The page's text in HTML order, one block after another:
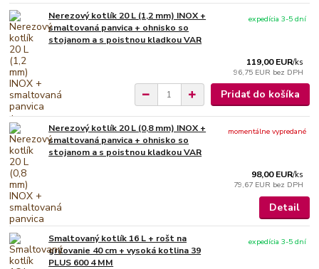
Nerezový kotlík 20 L (1,2 mm) INOX +
smaltovaná panvica + ohnisko so
stojanom a s poistnou kladkou VAR
119,00 EUR/ks
96,75 EUR bez DPH
expedícia 3-5 dní
Pridať do košíka
Nerezový kotlík 20 L (0,8 mm) INOX +
smaltovaná panvica + ohnisko so
stojanom a s poistnou kladkou VAR
98,00 EUR/ks
79,67 EUR bez DPH
momentálne vypredané
Detail
Smaltovaný kotlík 16 L + rošt na
grilovanie 40 cm + vysoká kotlina 39
PLUS 600 4 MM
expedícia 3-5 dní